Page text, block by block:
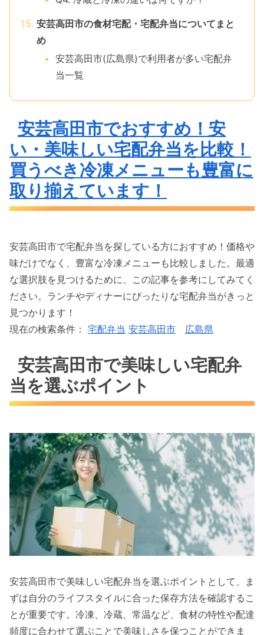
安芸高田市の食材宅配・宅配弁当についてまと
め
安芸高田市(広島県)で利用者が多い宅配弁
当一覧
安芸高田市でおすすめ！安
い・美味しい宅配弁当を比較！
買うべき冷凍メニューも豊富に
取り揃えています！
安芸高田市で宅配弁当を探している方におすすめ！価格や
味だけでなく、豊富な冷凍メニューも比較しました。最適
な選択肢を見つけるために、この記事を参考にしてみてく
ださい。ランチやディナーにぴったりな宅配弁当がきっと
見つかります！
現在の検索条件： 宅配弁当 安芸高田市 広島県
安芸高田市で美味しい宅配弁
当を選ぶポイント
安芸高田市で美味しい宅配弁当を選ぶポイントとして、ま
ずは自分のライフスタイルに合った保存方法を確認するこ
とが重要です。冷凍、冷蔵、常温など、食材の特性や配達
頻度に合わせて選ぶことで美味しさを保つことができま